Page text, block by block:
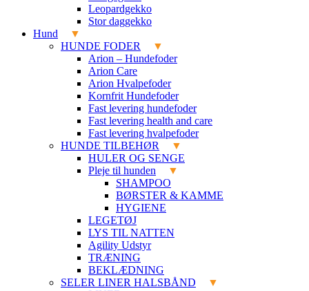
Leopardgekko
Stor daggekko
Hund
HUNDE FODER
Arion – Hundefoder
Arion Care
Arion Hvalpefoder
Kornfrit Hundefoder
Fast levering hundefoder
Fast levering health and care
Fast levering hvalpefoder
HUNDE TILBEHØR
HULER OG SENGE
Pleje til hunden
SHAMPOO
BØRSTER & KAMME
HYGIENE
LEGETØJ
LYS TIL NATTEN
Agility Udstyr
TRÆNING
BEKLÆDNING
SELER LINER HALSBÅND